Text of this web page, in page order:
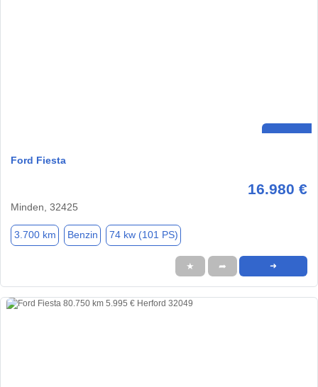
Ford Fiesta
16.980 €
Minden, 32425
3.700 km Benzin 74 kw (101 PS)
★ ➦ ➜